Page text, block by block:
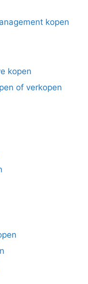
kopen
kopen
of verkopen